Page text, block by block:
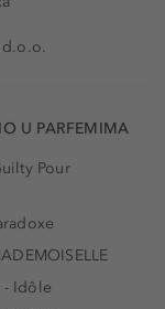
U PARFEMIMA
Pour
- Idôle